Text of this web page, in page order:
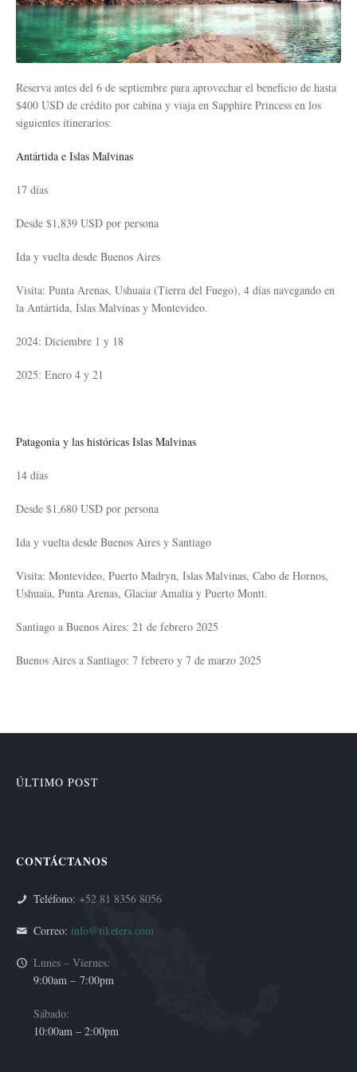
Reserva antes del 6 de septiembre para aprovechar el beneficio de hasta
$400 USD de crédito por cabina y viaja en Sapphire Princess en los
siguientes itinerarios:
Antártida e Islas Malvinas
17 días
Desde $1,839 USD por persona
Ida y vuelta desde Buenos Aires
Visita: Punta Arenas, Ushuaia (Tierra del Fuego), 4 días navegando en
la Antártida, Islas Malvinas y Montevideo.
2024: Diciembre 1 y 18
2025: Enero 4 y 21
Patagonia y las históricas Islas Malvinas
14 días
Desde $1,680 USD por persona
Ida y vuelta desde Buenos Aires y Santiago
Visita: Montevideo, Puerto Madryn, Islas Malvinas, Cabo de Hornos,
Ushuaia, Punta Arenas, Glaciar Amalia y Puerto Montt.
Santiago a Buenos Aires: 21 de febrero 2025
Buenos Aires a Santiago: 7 febrero y 7 de marzo 2025
ÚLTIMO POST
CONTÁCTANOS
Teléfono: +52 81 8356 8056
Correo: info@tiketers.com
Lunes – Viernes:
9:00am – 7:00pm
Sábado:
10:00am – 2:00pm